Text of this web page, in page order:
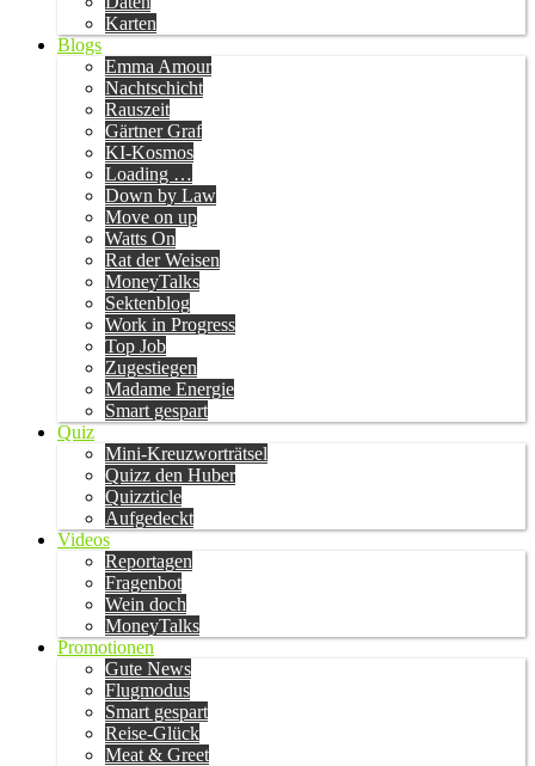
Karten
Blogs
Emma Amour
Nachtschicht
Rauszeit
Gärtner Graf
KI-Kosmos
Loading …
Down by Law
Move on up
Watts On
Rat der Weisen
MoneyTalks
Sektenblog
Work in Progress
Top Job
Zugestiegen
Madame Energie
Smart gespart
Quiz
Mini-Kreuzworträtsel
Quizz den Huber
Quizzticle
Aufgedeckt
Videos
Reportagen
Fragenbot
Wein doch
MoneyTalks
Promotionen
Gute News
Flugmodus
Smart gespart
Reise-Glück
Meat & Greet